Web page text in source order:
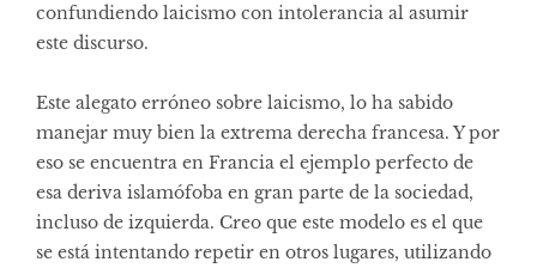
confundiendo laicismo con intolerancia al asumir
este discurso.
Este alegato erróneo sobre laicismo, lo ha sabido
manejar muy bien la extrema derecha francesa. Y por
eso se encuentra en Francia el ejemplo perfecto de
esa deriva islamófoba en gran parte de la sociedad,
incluso de izquierda. Creo que este modelo es el que
se está intentando repetir en otros lugares, utilizando